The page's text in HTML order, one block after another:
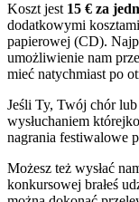
Koszt jest 15 € za
dodatkowymi
papierowej (CD).
umożliwienie nam
mieć natychmiast po
Jeśli Ty, Twój chór
wysłuchaniem
nagrania festiwalowe
Możesz też wysłać
konkursowej brałeś